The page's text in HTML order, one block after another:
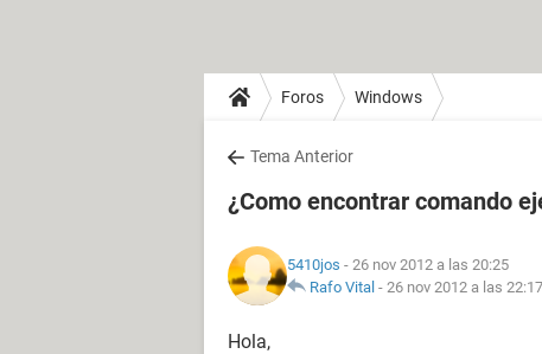
Foros Windows
Tema Anterior
¿Como encontrar comando
5410jos - 26 nov 2012 a las 20:25
Rafo Vital - 26 nov 2012 a las 22:17
Hola,